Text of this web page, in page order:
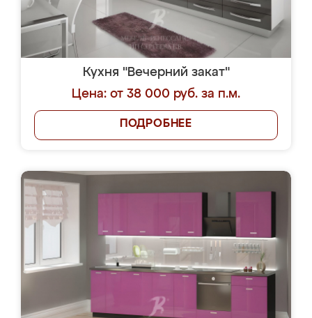
Кухня "Вечерний закат"
Цена: от 38 000 руб. за п.м.
ПОДРОБНЕЕ